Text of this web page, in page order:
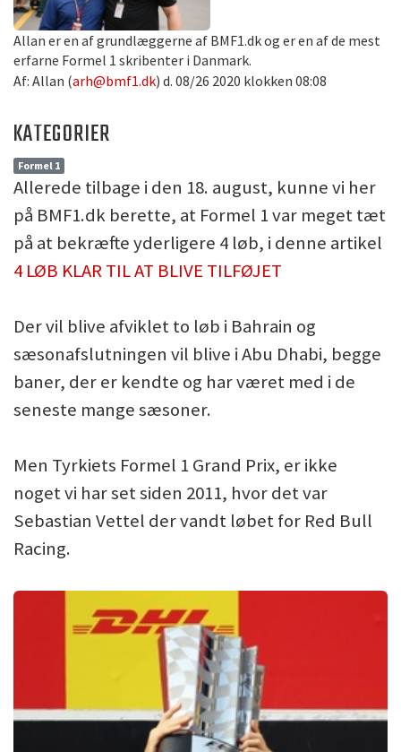
Allan er en af grundlæggerne af BMF1.dk og er en af de mest
erfarne Formel 1 skribenter i Danmark.
Af: Allan (arh@bmf1.dk) d. 08/26 2020 klokken 08:08
KATEGORIER
Formel 1
Allerede tilbage i den 18. august, kunne vi her
på BMF1.dk berette, at Formel 1 var meget tæt
på at bekræfte yderligere 4 løb, i denne artikel
4 LØB KLAR TIL AT BLIVE TILFØJET
Der vil blive afviklet to løb i Bahrain og
sæsonafslutningen vil blive i Abu Dhabi, begge
baner, der er kendte og har været med i de
seneste mange sæsoner.
Men Tyrkiets Formel 1 Grand Prix, er ikke
noget vi har set siden 2011, hvor det var
Sebastian Vettel der vandt løbet for Red Bull
Racing.